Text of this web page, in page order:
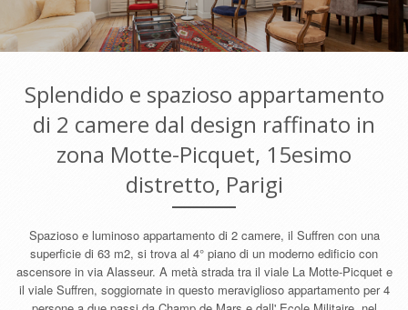
Splendido e spazioso appartamento
di 2 camere dal design raffinato in
zona Motte-Picquet, 15esimo
distretto, Parigi
Spazioso e luminoso appartamento di 2 camere, il Suffren con una
superficie di 63 m2, si trova al 4° piano di un moderno edificio con
ascensore in via Alasseur. A metà strada tra il viale La Motte-Picquet e
il viale Suffren, soggiornate in questo meraviglioso appartamento per 4